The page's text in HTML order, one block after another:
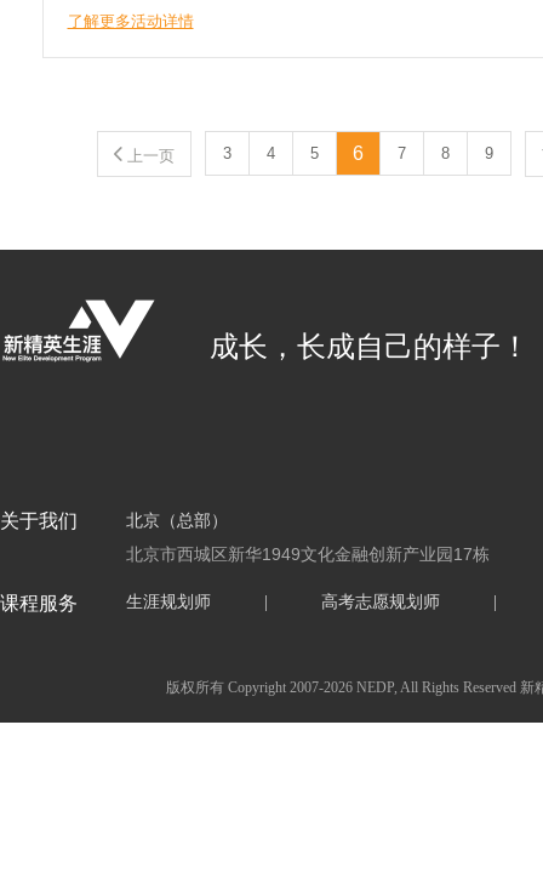
了解更多活动详情
上一页 3 4 5 6 7 8 9
成长，长成自己的样子！
关于我们
北京（总部）
北京市西城区新华1949文化金融创新产业园17栋
课程服务 生涯规划师 高考志愿规划师
版权所有 Copyright 2007-2026 NEDP, All Rights